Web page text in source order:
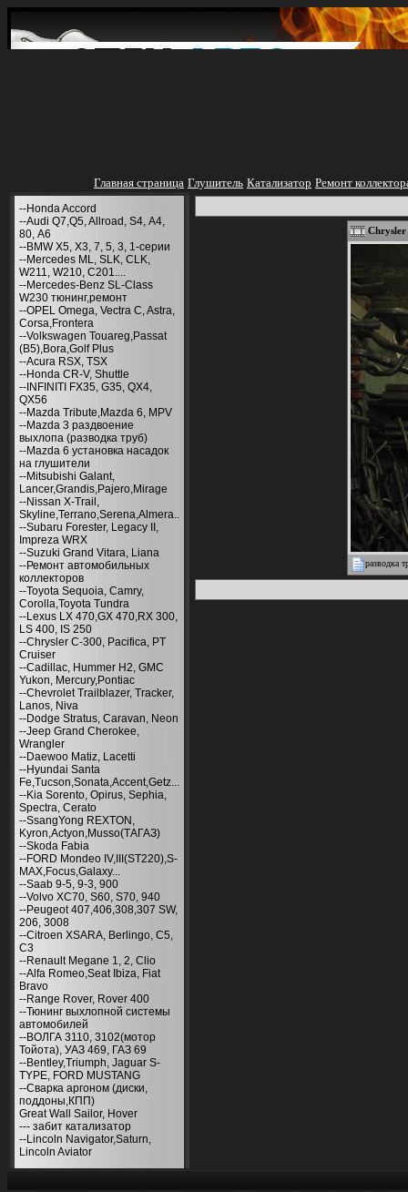
Главная страница Глушитель Катализатор Ремонт
--Honda Accord
--Audi Q7,Q5, Allroad, S4, А4,
80, A6
--BMW X5, X3, 7, 5, 3, 1-серии
--Mercedes ML, SLK, CLK,
W211, W210, С201....
--Mercedes-Benz SL-Class
W230 тюнинг,ремонт
--OPEL Omega, Vectra C, Astra,
Corsa,Frontera
--Volkswagen Touareg,Passat
(B5),Bora,Golf Plus
--Acura RSX, TSX
--Honda CR-V, Shuttle
--INFINITI FX35, G35, QX4,
QX56
--Mazda Tribute,Mazda 6, MPV
--Mazda 3 раздвоение
выхлопа (разводка труб)
--Mazda 6 установка насадок
на глушители
--Mitsubishi Galant,
Lancer,Grandis,Pajero,Mirage
--Nissan X-Trail,
Skyline,Terrano,Serena,Almera..
--Subaru Forester, Legacy II,
Impreza WRX
--Suzuki Grand Vitara, Liana
--Ремонт автомобильных
коллекторов
--Toyota Sequoia, Camry,
Corolla,Toyota Tundra
--Lexus LX 470,GX 470,RX 300,
LS 400, IS 250
--Chrysler С-300, Pacifica, PT
Cruiser
--Cadillac, Hummer H2, GMC
Yukon, Mercury,Pontiac
--Chevrolet Trailblazer, Tracker,
Lanos, Niva
--Dodge Stratus, Caravan, Neon
--Jeep Grand Cherokee,
Wrangler
--Daewoo Matiz, Lacetti
--Hyundai Santa
Fe,Tucson,Sonata,Accent,Getz...
--Kia Sorento, Opirus, Sephia,
Spectra, Cerato
--SsangYong REXTON,
Kyron,Actyon,Musso(ТАГАЗ)
--Skoda Fabia
--FORD Mondeo IV,III(ST220),S-
MAX,Focus,Galaxy...
--Saab 9-5, 9-3, 900
--Volvo XC70, S60, S70, 940
--Peugeot 407,406,308,307 SW,
206, 3008
--Citroen XSARA, Berlingo, С5,
С3
--Renault Megane 1, 2, Clio
--Alfa Romeo,Seat Ibiza, Fiat
Bravo
--Range Rover, Rover 400
--Тюнинг выхлопной системы
автомобилей
--ВОЛГА 3110, 3102(мотор
Тойота), УАЗ 469, ГАЗ 69
--Bentley,Triumph, Jaguar S-
TYPE, FORD MUSTANG
--Сварка аргоном (диски,
поддоны,КПП)
Great Wall Sailor, Hover
--- забит катализатор
--Lincoln Navigator,Saturn,
Lincoln Aviator
Chrysler
разводка